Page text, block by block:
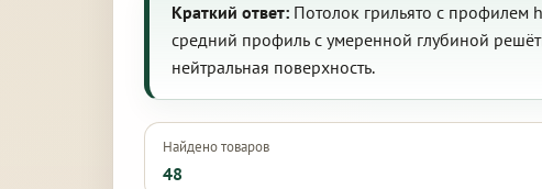
Краткий ответ: Потолок грильято с профилем
средний профиль с умеренной глубиной
нейтральная поверхность.
Найдено товаров
48